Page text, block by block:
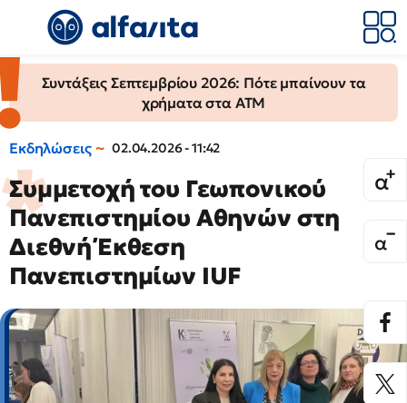
Συντάξεις Σεπτεμβρίου 2026: Πότε μπαίνουν τα
χρήματα στα ΑΤΜ
Εκδηλώσεις 02.04.2026 - 11:42
Συμμετοχή του Γεωπονικού
Πανεπιστημίου Αθηνών στη
Διεθνή Έκθεση
Πανεπιστημίων IUF